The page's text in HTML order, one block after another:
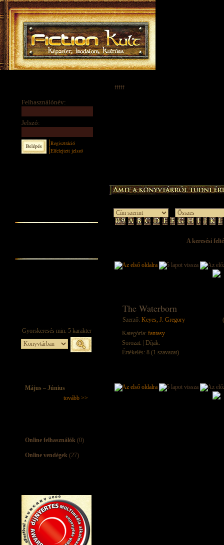
Felhasználónév:
Jelszó:
Regisztráció
Elfelejtett jelszó
Május – Június
tovább >>
Online felhasználók (0)
Online vendégek (27)
fffff
A keresési
The Waterborn
Szerző: Keyes, J. Gregory
Kategória: fantasy
Sorozat:
| Díjak:
Értékelés: 8 (1 szavazat)